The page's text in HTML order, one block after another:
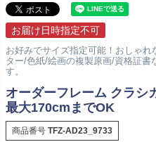
お届け日時指定不可
お好みでサイズ指定可能！おしゃ
ター/色紙/絵画の複製原画/資格証
す。
オーダーフレーム クラシ
最大170cmまでOK
商品番号 TFZ-AD23_9733